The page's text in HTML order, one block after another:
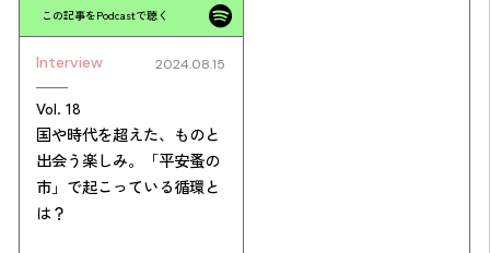
この記事をPodcastで聴く
Interview 2024.08.15
Vol. 18
国や時代を超えた、ものと
出会う楽しみ。「平安蚤の
市」で起こっている循環と
は？